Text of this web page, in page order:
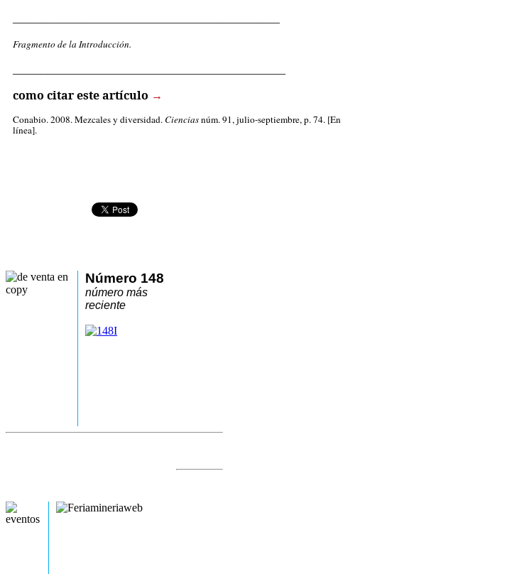
Fragmento de la Introducción.
como citar este artículo →
Conabio. 2008. Mezcales y diversidad. Cienciasnúm. 91, julio-septiembre, p. 74. [En
línea].
Número 148
número más
reciente